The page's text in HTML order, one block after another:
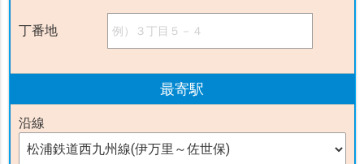
丁番地
最寄駅
沿線